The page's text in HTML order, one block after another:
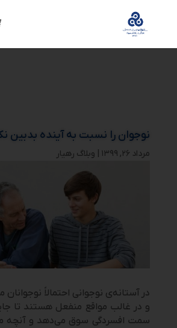
نوجوان را نسبت به آینده بدبین
مرداد ۲۶, ۱۳۹۹ وبلاگ رهیار
در آستانه‌ی نوجوانی احتمالاً نوجوانان
و در غالب مواقع منفعل هستند تا
سمت افسردگی سوق می‌دهد و